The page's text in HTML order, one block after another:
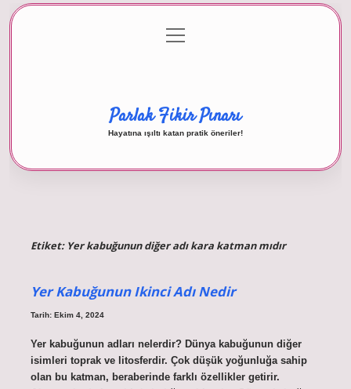
Gizlilik Politikası
menüyü
aç
Parlak Fikir Pınarı
Hayatına ışıltı katan pratik öneriler!
Etiket: Yer kabuğunun diğer adı kara katman mıdır
Yer Kabuğunun Ikinci Adı Nedir
Tarih: Ekim 4, 2024
Yer kabuğunun adları nelerdir? Dünya kabuğunun diğer
isimleri toprak ve litosferdir. Çok düşük yoğunluğa sahip
olan bu katman, beraberinde farklı özellikler getirir.